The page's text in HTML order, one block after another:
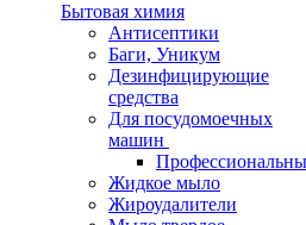
Бытовая химия
Антисептики
Баги, Уникум
Дезинфицирующие
средства
Для посудомоечных
машин
Жидкое мыло
Жироудалители